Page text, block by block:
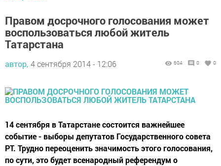
Правом досрочного голосования может
воспользоваться любой житель
Татарстана
автор, 4 сентября 2014 - 12:06 604 0 0
14 сентября в Татарстане состоится важнейшее
событие - выборы депутатов Государственного совета
РТ. Трудно переоценить значимость этого голосования,
по сути, это будет всенародный референдум о